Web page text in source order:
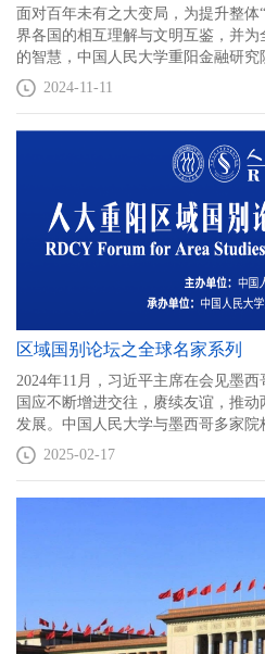
面对百年未有之大变局，为提升整
界各国的相互理解与文明互鉴，并为
的智慧，中国人民大学重阳金融研究
出“大使”系列，邀请各国驻华大使来
全球热点话题等发表演讲。
2024-11-11
区域国别论坛之全球名家系列
2024年11月，习近平主席在会见墨
国应不断增进交往，赓续友谊，推
发展。中国人民大学与墨西哥多家院
流、学术研究等多个领域展开了深入
科研交流合作搭建了坚实的桥梁。在
2025-02-17